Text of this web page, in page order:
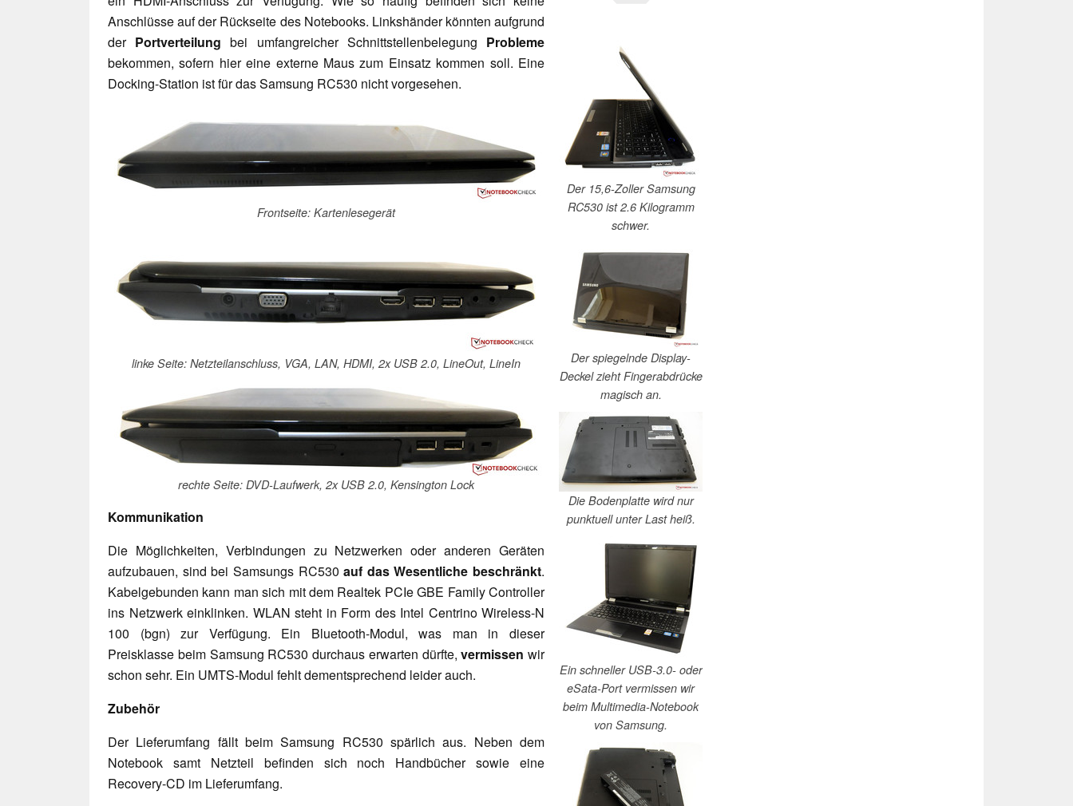
Anschlüsse auf der Rückseite des Notebooks. Linkshänder könnten aufgrund
der Portverteilungbei umfangreicher Schnittstellenbelegung Probleme
bekommen, sofern hier eine externe Maus zum Einsatz kommen soll. Eine
Docking-Station ist für das Samsung RC530 nicht vorgesehen.
Frontseite: Kartenlesegerät
linke Seite: Netzteilanschluss, VGA, LAN, HDMI, 2x USB 2.0, LineOut, LineIn
rechte Seite: DVD-Laufwerk, 2x USB 2.0, Kensington Lock
Kommunikation
Die Möglichkeiten, Verbindungen zu Netzwerken oder anderen Geräten
aufzubauen, sind bei Samsungs RC530auf das Wesentliche beschränkt.
Kabelgebunden kann man sich mit dem Realtek PCIe GBE Family Controller
ins Netzwerk einklinken. WLAN steht in Form des Intel Centrino Wireless-N
100 (bgn) zur Verfügung. Ein Bluetooth-Modul, was man in dieser
Preisklasse beim Samsung RC530 durchaus erwarten dürfte,vermissen wir
schon sehr. Ein UMTS-Modul fehlt dementsprechend leider auch.
Zubehör
Der Lieferumfang fällt beim Samsung RC530 spärlich aus. Neben dem
Notebook samt Netzteil befinden sich noch Handbücher sowie eine
Recovery-CD im Lieferumfang.
Der 15,6-Zoller Samsung
RC530 ist 2.6 Kilogramm
schwer.
Der spiegelnde Display-
Deckel zieht Fingerabdrücke
magisch an.
Die Bodenplatte wird nur
punktuell unter Last heiß.
Ein schneller USB-3.0- oder
eSata-Port vermissen wir
beim Multimedia-Notebook
von Samsung.